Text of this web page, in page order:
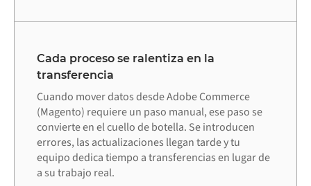
Cada proceso se ralentiza en la
transferencia
Cuando mover datos desde Adobe Commerce
(Magento) requiere un paso manual, ese paso se
convierte en el cuello de botella. Se introducen
errores, las actualizaciones llegan tarde y tu
equipo dedica tiempo a transferencias en lugar de
a su trabajo real.